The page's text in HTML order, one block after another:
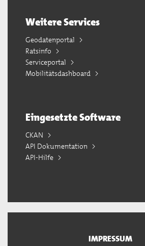
Weitere Services
Geodatenportal
Ratsinfo
Serviceportal
Mobilitätsdashboard
Eingesetzte Software
CKAN
API Dokumentation
API-Hilfe
IMPRESSUM